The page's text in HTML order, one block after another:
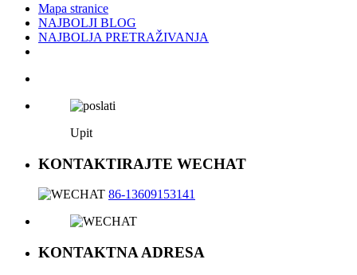
Mapa stranice
NAJBOLJI BLOG
NAJBOLJA PRETRAŽIVANJA
Upit
KONTAKTIRAJTE WECHAT
86-13609153141
KONTAKTNA ADRESA